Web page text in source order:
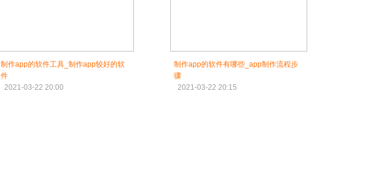
制作app的软件工具_制作app较好的软
件
2021-03-22 20:00
制作app的软件有哪些_app制作流程步
骤
2021-03-22 20:15